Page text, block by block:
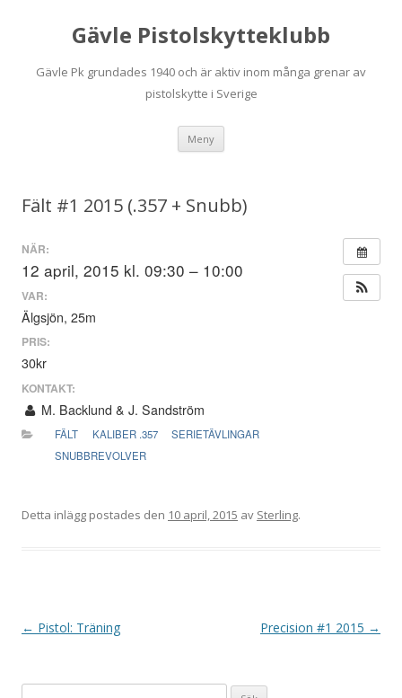
Gävle Pistolskytteklubb
Gävle Pk grundades 1940 och är aktiv inom många grenar av
pistolskytte i Sverige
Meny
Fält #1 2015 (.357 + Snubb)
NÄR:
12 april, 2015 kl. 09:30 – 10:00
VAR:
Älgsjön, 25m
PRIS:
30kr
KONTAKT:
M. Backlund & J. Sandström
FÄLT KALIBER .357
SERIETÄVLINGAR
SNUBBREVOLVER
Detta inlägg postades den 10 april, 2015 av Sterling.
I← Pistol: Träning Precision #1 2015 →